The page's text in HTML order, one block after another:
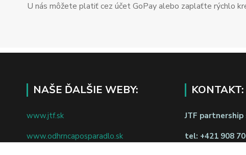
U nás môžete platiť cez účet GoPay alebo zaplaťte rýchlo
NAŠE ĎALŠIE WEBY:
www.jtf.sk
www.odhrncaposparadlo.sk
KONTAKT:
JTF partnership
tel: +421 908